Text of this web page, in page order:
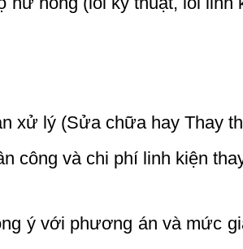
xử lý (Sửa chữa hay Thay
công và chi phí linh kiện
ý với phương án và mức